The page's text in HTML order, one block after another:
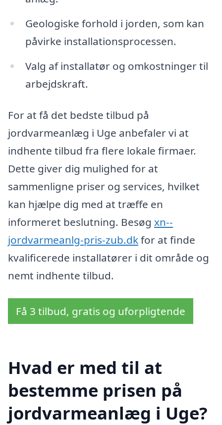
Geologiske forhold i jorden, som kan
påvirke installationsprocessen.
Valg af installatør og omkostninger til
arbejdskraft.
For at få det bedste tilbud på
jordvarmeanlæg i Uge anbefaler vi at
indhente tilbud fra flere lokale firmaer.
Dette giver dig mulighed for at
sammenligne priser og services, hvilket
kan hjælpe dig med at træffe en
informeret beslutning. Besøg xn--
jordvarmeanlg-pris-zub.dkfor at finde
kvalificerede installatører i dit område og
nemt indhente tilbud.
Få 3 tilbud, gratis og uforpligtende
Hvad er med til at
bestemme prisen på
jordvarmeanlæg i Uge?